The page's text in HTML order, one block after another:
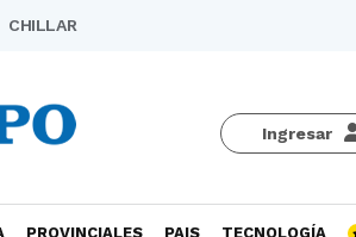
CHILLAR
Ingresar
PROVINCIALES PAIS TECNOLOGÍA